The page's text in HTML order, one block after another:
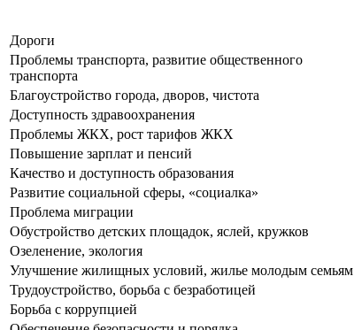
Дороги
Проблемы транспорта, развитие общественного
транспорта
Благоустройство города, дворов, чистота
Доступность здравоохранения
Проблемы ЖКХ, рост тарифов ЖКХ
Повышение зарплат и пенсий
Качество и доступность образования
Развитие социальной сферы, «социалка»
Проблема миграции
Обустройство детских площадок, яслей, кружков
Озеленение, экология
Улучшение жилищных условий, жилье молодым семьям
Трудоустройство, борьба с безработицей
Борьба с коррупцией